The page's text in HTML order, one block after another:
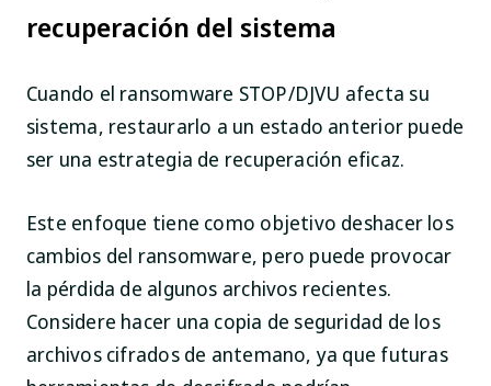
recuperación del sistema
Cuando el ransomware STOP/DJVU afecta su
sistema, restaurarlo a un estado anterior puede
ser una estrategia de recuperación eficaz.
Este enfoque tiene como objetivo deshacer los
cambios del ransomware, pero puede provocar
la pérdida de algunos archivos recientes.
Considere hacer una copia de seguridad de los
archivos cifrados de antemano, ya que futuras